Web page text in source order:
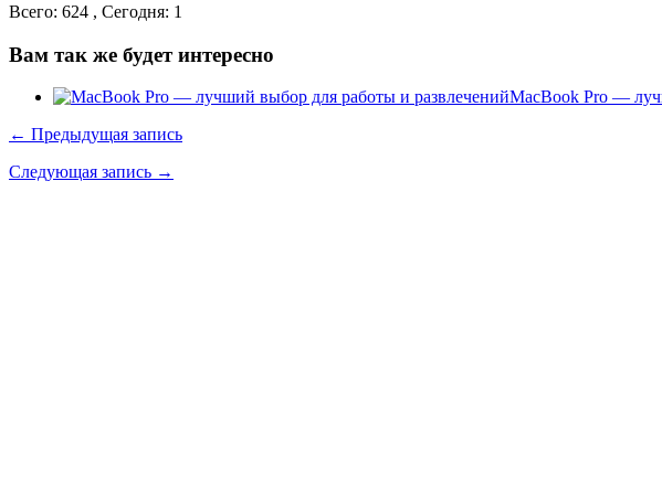
Всего: 624 , Сегодня: 1
Вам так же будет интересно
MacBook Pro —
← Предыдущая запись
Следующая запись →